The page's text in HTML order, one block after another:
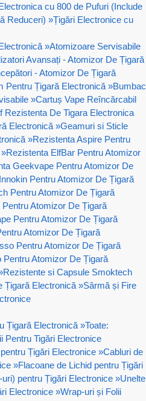
cu 800 de Pufuri (Include
Reduceri) »Țigări Electronice cu
»Atomizoare Servisabile
Avansați - Atomizor De Țigară
- Atomizor De Țigară
Pentru Țigară Electronică »Bumbac
»Cartuș Vape Reîncărcabil
Rezistenta De Tigara Electronica
Electronică »Geamuri si Sticle
»Rezistenta Aspire Pentru
»Rezistenta ElfBar Pentru Atomizor
Geekvape Pentru Atomizor De
Pentru Atomizor De Țigară
Pentru Atomizor De Țigară
Atomizor De Țigară
Pentru Atomizor De Țigară
Atomizor De Țigară
Pentru Atomizor De Țigară
Pentru Atomizor De Țigară
Rezistente si Capsule Smoktech
Țigară Electronică »Sârmă și Fire
Țigară Electronică »Toate:
Pentru Tigări Electronice
Țigări Electronice »Cabluri de
»Flacoane de Lichid pentru Țigări
pentru Țigări Electronice »Unelte
Electronice »Wrap-uri și Folii